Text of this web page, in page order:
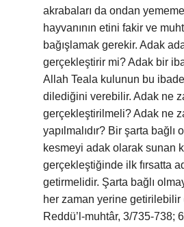
akrabaları da ondan
hayvanının etini fakir ve
bağışlamak gerekir. Adak
gerçekleştirir mi? Adak bir
Allah Teala kulunun bu
dilediğini verebilir. Adak ne
gerçekleştirilmeli? Adak ne
yapılmalıdır? Bir şarta bağlı
kesmeyi adak olarak sunan
gerçekleştiğinde ilk fırsatta
getirmelidir. Şarta bağlı
her zaman yerine getirilebilir
Reddü’l-muhtâr, 3/735-738;